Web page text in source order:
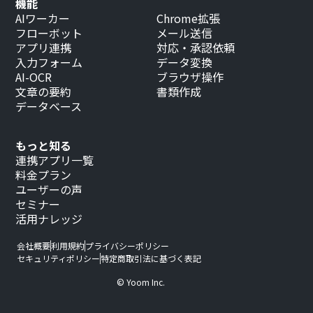
もっと知る
連携アプリ一覧
料金プラン
ユーザーの声
セミナー
活用ナレッジ
機能
AIワーカー
フローボット
アプリ連携
入力フォーム
AI-OCR
文章の要約
データベース
Chrome拡張
メール送信
対応・承認依頼
データ変換
ブラウザ操作
書類作成
会社概要利用規約プライバシーポリシー
セキュリティポリシー特定商取引法に基づく表記
© Yoom Inc.